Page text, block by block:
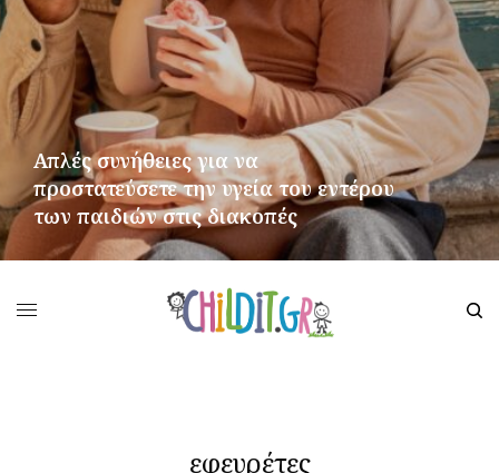
Απλές συνήθειες για να
προστατεύσετε την υγεία του εντέρου
των παιδιών στις διακοπές
εφευρέτες